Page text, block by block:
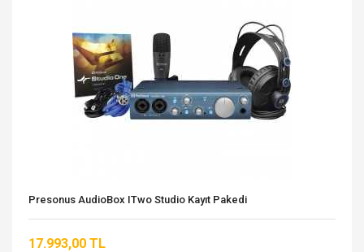
Presonus AudioBox ITwo Studio Kayıt Pakedi
17.993,00 TL